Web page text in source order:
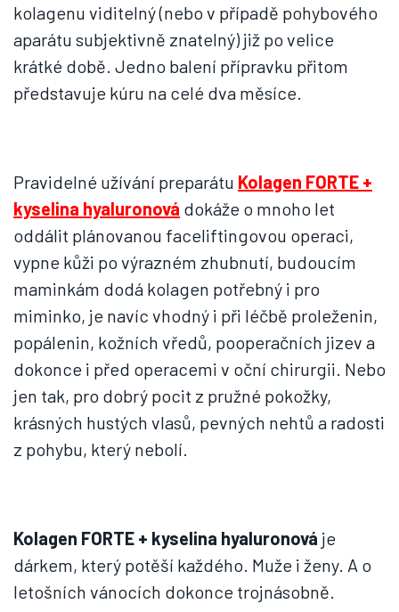
kolagenu viditelný (nebo v případě pohybového
aparátu subjektivně znatelný) již po velice
krátké době. Jedno balení přípravku přitom
představuje kúru na celé dva měsíce.
Pravidelné užívání preparátu Kolagen FORTE +
kyselina hyaluronová dokáže o mnoho let
oddálit plánovanou faceliftingovou operaci,
vypne kůži po výrazném zhubnutí, budoucím
maminkám dodá kolagen potřebný i pro
miminko, je navíc vhodný i při léčbě proleženin,
popálenin, kožních vředů, pooperačních jizev a
dokonce i před operacemi v oční chirurgii. Nebo
jen tak, pro dobrý pocit z pružné pokožky,
krásných hustých vlasů, pevných nehtů a radosti
z pohybu, který nebolí.
Kolagen FORTE + kyselina hyaluronová je
dárkem, který potěší každého. Muže i ženy. A o
letošních vánocích dokonce trojnásobně.